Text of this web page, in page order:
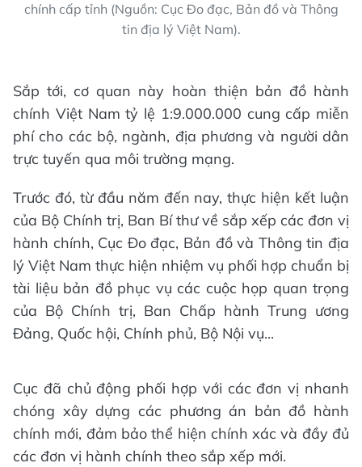
chính cấp tỉnh (Nguồn: Cục Đo đạc, Bản đồ và Thông
tin địa lý Việt Nam).
Sắp tới, cơ quan này hoàn thiện bản đồ hành
chính Việt Nam tỷ lệ 1:9.000.000 cung cấp miễn
phí cho các bộ, ngành, địa phương và người dân
trực tuyến qua môi trường mạng.
Trước đó, từ đầu năm đến nay, thực hiện kết luận
của Bộ Chính trị, Ban Bí thư về sắp xếp các đơn vị
hành chính, Cục Đo đạc, Bản đồ và Thông tin địa
lý Việt Nam thực hiện nhiệm vụ phối hợp chuẩn bị
tài liệu bản đồ phục vụ các cuộc họp quan trọng
của Bộ Chính trị, Ban Chấp hành Trung ương
Đảng, Quốc hội, Chính phủ, Bộ Nội vụ...
Cục đã chủ động phối hợp với các đơn vị nhanh
chóng xây dựng các phương án bản đồ hành
chính mới, đảm bảo thể hiện chính xác và đầy đủ
các đơn vị hành chính theo sắp xếp mới.